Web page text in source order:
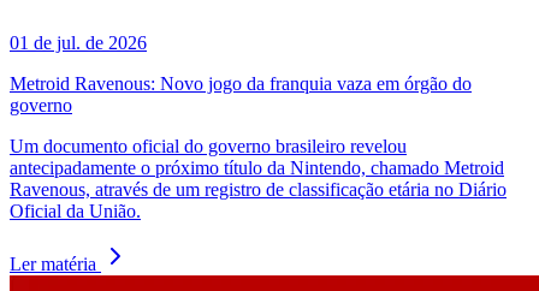
01 de jul. de 2026
Metroid Ravenous: Novo jogo da franquia vaza em órgão do
governo
Um documento oficial do governo brasileiro revelou
antecipadamente o próximo título da Nintendo, chamado Metroid
Ravenous, através de um registro de classificação etária no Diário
Oficial da União.
Ler matéria